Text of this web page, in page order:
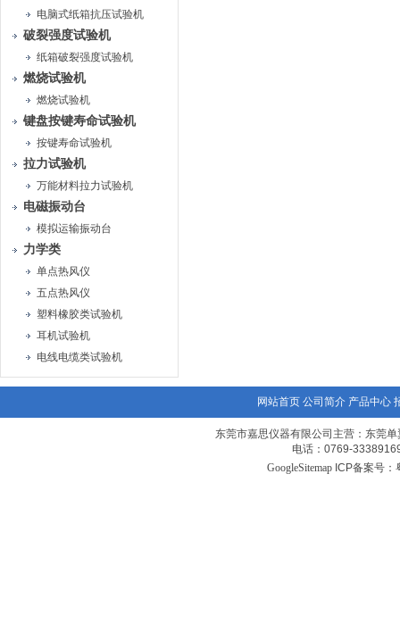
电脑式纸箱抗压试验机
破裂强度试验机
纸箱破裂强度试验机
燃烧试验机
燃烧试验机
键盘按键寿命试验机
按键寿命试验机
拉力试验机
万能材料拉力试验机
电磁振动台
模拟运输振动台
力学类
单点热风仪
五点热风仪
塑料橡胶类试验机
耳机试验机
电线电缆类试验机
网站首页 公司简介 产品中心
东莞市嘉思仪器有限公司主营：东莞
电话：0769-
GoogleSitemap ICP备案号：